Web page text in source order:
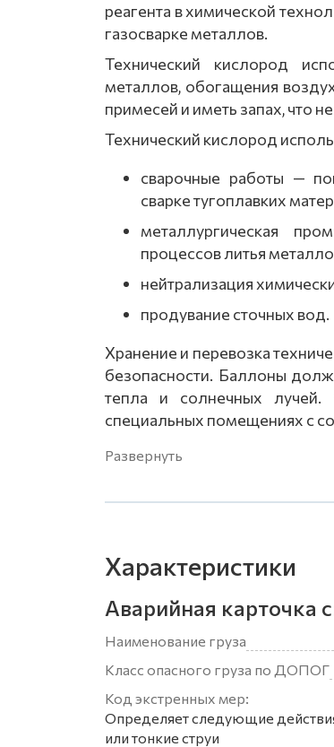
реагента в химической
газосварке металлов.
Технический кислород
металлов, обогащения
примесей и иметь запах,что не
Технический кислород
сварочные работы —
сваркетугоплавких
металлургическая
процессовлитья
нейтрализация
продувание сточных вод.
Хранение и перевозка
безопасности. Баллоны
тепла и солнечных лучей.
специальных помещениях с
Характеристики
Аварийная карточка
Наименование груза
Класс опасного груза по ДОПОГ
Код экстренных мер:
Определяет следующие
или тонкие струи